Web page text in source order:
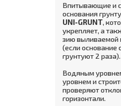
Впитывающие и
основания
UNI-GRUNT,
укрепляет, а
зию выливаемой
(если основа­ние
грунтуют 2 раза).
Водяным
уровнем и
проверяют
горизонтали.